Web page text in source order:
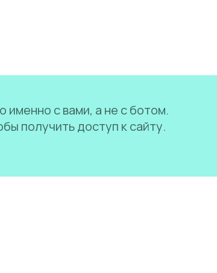
с вами, а не с ботом.
получить доступ к сайту.